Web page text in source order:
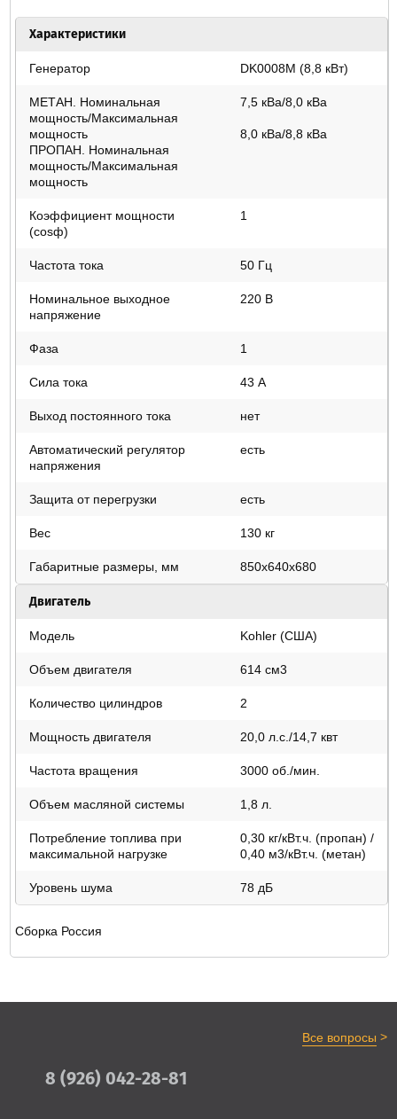
Характеристики
Генератор DK0008M (8,8 кВт)
МЕТАН. Номинальная
мощность/Максимальная
мощность
ПРОПАН. Номинальная
мощность/Максимальная
мощность
7,5 кВа/8,0 кВа
8,0 кВа/8,8 кВа
Коэффициент мощности
(cosф)
1
Частота тока 50 Гц
Номинальное выходное
напряжение
220 В
Фаза 1
Сила тока 43 А
Выход постоянного тока нет
Автоматический регулятор
напряжения
есть
Защита от перегрузки есть
Вес 130 кг
Габаритные размеры, мм 850х640х680
Двигатель
Модель Kohler (США)
Объем двигателя 614 см3
Количество цилиндров 2
Мощность двигателя 20,0 л.с./14,7 квт
Частота вращения 3000 об./мин.
Объем масляной системы 1,8 л.
Потребление топлива при
максимальной нагрузке
0,30 кг/кВт.ч. (пропан) /
0,40 м3/кВт.ч. (метан)
Уровень шума 78 дБ
Сборка Россия
Все вопросы >
8 (926) 042-28-81